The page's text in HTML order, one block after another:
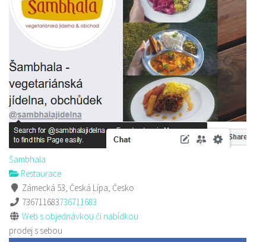
Šambhala
Restaurace
Zámecká 53, Česká Lípa, Česko
736711683736711683
Web s objednávkou či nabídkou
prodej s sebou